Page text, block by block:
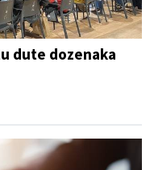
dute dozenaka